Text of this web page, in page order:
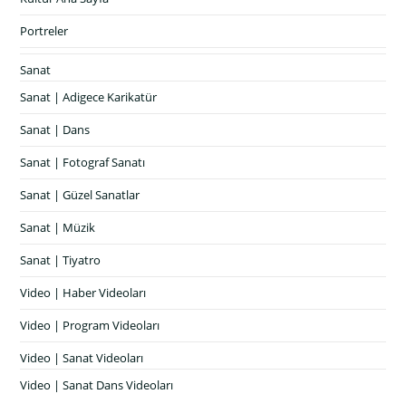
Portreler
Sanat
Sanat | Adigece Karikatür
Sanat | Dans
Sanat | Fotograf Sanatı
Sanat | Güzel Sanatlar
Sanat | Müzik
Sanat | Tiyatro
Video | Haber Videoları
Video | Program Videoları
Video | Sanat Videoları
Video | Sanat Dans Videoları